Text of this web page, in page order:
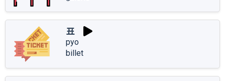
표
pyo
billet